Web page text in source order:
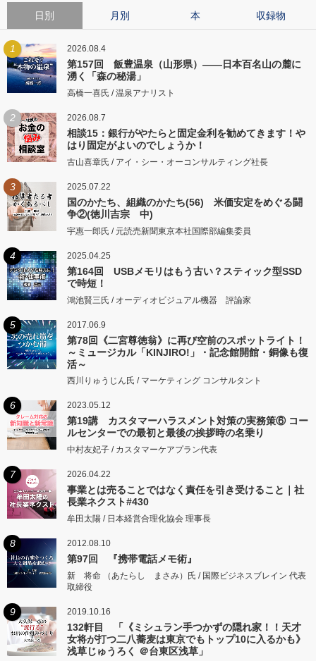
日別 月別 本 収録物
1 2026.08.4
第157回 飯豊温泉（山形県）――日本百名山の麓に
湧く「森の秘湯」
高橋一喜氏 / 温泉アナリスト
2 2026.08.7
相談15：銀行がやたらと固定金利を勧めてきます！や
はり固定がよいのでしょうか！
古山喜章氏 / アイ・シー・オーコンサルティング社長
3 2025.07.22
国のかたち、組織のかたち(56) 米価安定をめぐる闘
争②(徳川吉宗 中)
宇惠一郎氏 / 元読売新聞東京本社国際部編集委員
4 2025.04.25
第164回 USBメモリはもう古い？スティック型SSD
で時短！
鴻池賢三氏 / オーディオビジュアル機器 評論家
5 2017.06.9
第78回《二宮尊徳翁》に再び空前のスポットライト！
～ミュージカル「KINJIRO!」・記念館開館・銅像も復
活～
西川りゅうじん氏 / マーケティング コンサルタント
6 2023.05.12
第19講 カスタマーハラスメント対策の実務策⑥ コー
ルセンターでの最初と最後の挨拶時の名乗り
中村友妃子 / カスタマーケアプラン代表
7 2026.04.22
事業とは売ることではなく責任を引き受けること｜社
長業ネクスト#430
牟田太陽 / 日本経営合理化協会 理事長
8 2012.08.10
第97回 『携帯電話メモ術』
新 将命 （あたらし まさみ）氏 / 国際ビジネスブレイン 代表
取締役
9 2019.10.16
132軒目 「《ミシュラン手つかずの隠れ家！！天才
女将が打つ二八蕎麦は東京でもトップ10に入るかも》
浅草じゅうろく ＠台東区浅草」